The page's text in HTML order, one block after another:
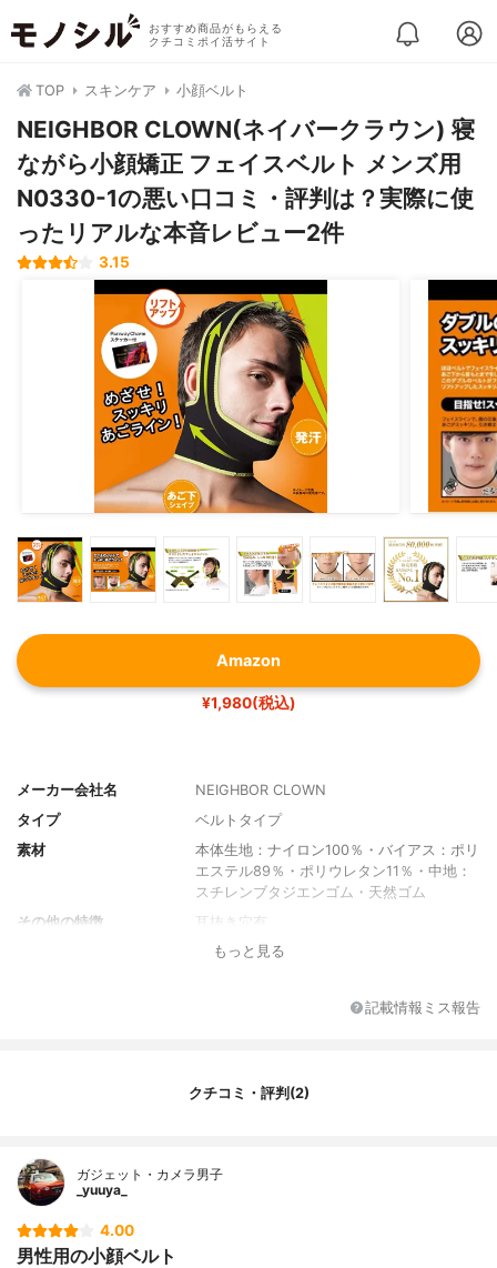
おすすめ商品がもらえる
クチコミポイ活サイト
TOP スキンケア 小顔ベルト
NEIGHBOR CLOWN(ネイバークラウン) 寝
ながら小顔矯正 フェイスベルト メンズ用
N0330-1の悪い口コミ・評判は？実際に使
ったリアルな本音レビュー2件
3.15
Amazon
¥1,980(税込)
メーカー会社名
NEIGHBOR CLOWN
タイプ
ベルトタイプ
素材
本体生地：ナイロン100％・バイアス：ポリ
エステル89％・ポリウレタン11％・中地：
スチレンブタジエンゴム・天然ゴム
その他の特徴
耳抜き穴有
もっと見る
記載情報ミス報告
クチコミ・評判(2)
ガジェット・カメラ男子
_yuuya_
4.00
男性用の小顔ベルト